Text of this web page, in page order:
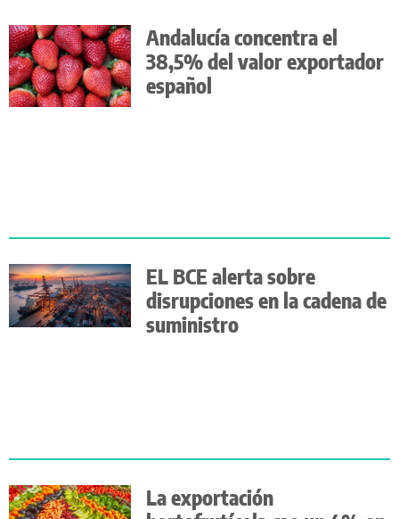
Andalucía concentra el
38,5% del valor exportador
español
EL BCE alerta sobre
disrupciones en la cadena de
suministro
La exportación